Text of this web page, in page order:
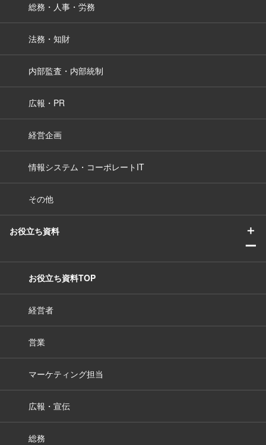
総務・人事・労務
法務・知財
内部監査・内部統制
広報・PR
経営企画
情報システム・コーポレートIT
その他
お役立ち資料
＋
ー
お役立ち資料TOP
経営者
営業
マーケティング担当
広報・宣伝
総務